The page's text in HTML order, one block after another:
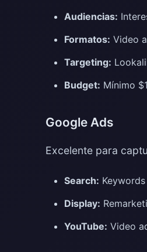
Audiencias:
Formatos: Video
Targeting:
Budget: Mínimo
Google Ads
Excelente para
Search:
Display:
YouTube: Video